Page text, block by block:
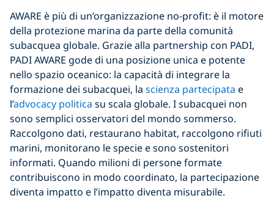
AWARE è più di un’organizzazione no-profit: è il motore
della protezione marina da parte della comunità
subacquea globale. Grazie alla partnership con PADI,
PADI AWARE gode di una posizione unica e potente
nello spazio oceanico: la capacità di integrare la
formazione dei subacquei, la scienza partecipata e
l’advocacy politica su scala globale. I subacquei non
sono semplici osservatori del mondo sommerso.
Raccolgono dati, restaurano habitat, raccolgono rifiuti
marini, monitorano le specie e sono sostenitori
informati. Quando milioni di persone formate
contribuiscono in modo coordinato, la partecipazione
diventa impatto e l’impatto diventa misurabile.